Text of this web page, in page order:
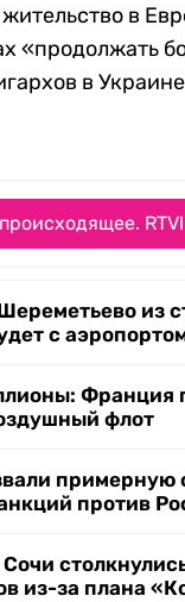
в
«продолжать
в
из
с
Франция
флот
примерную
против
из-за плана